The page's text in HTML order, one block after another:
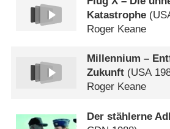
Katastrophe (
Roger Keane
Millennium –
Zukunft (USA
Roger Keane
Der stählerne